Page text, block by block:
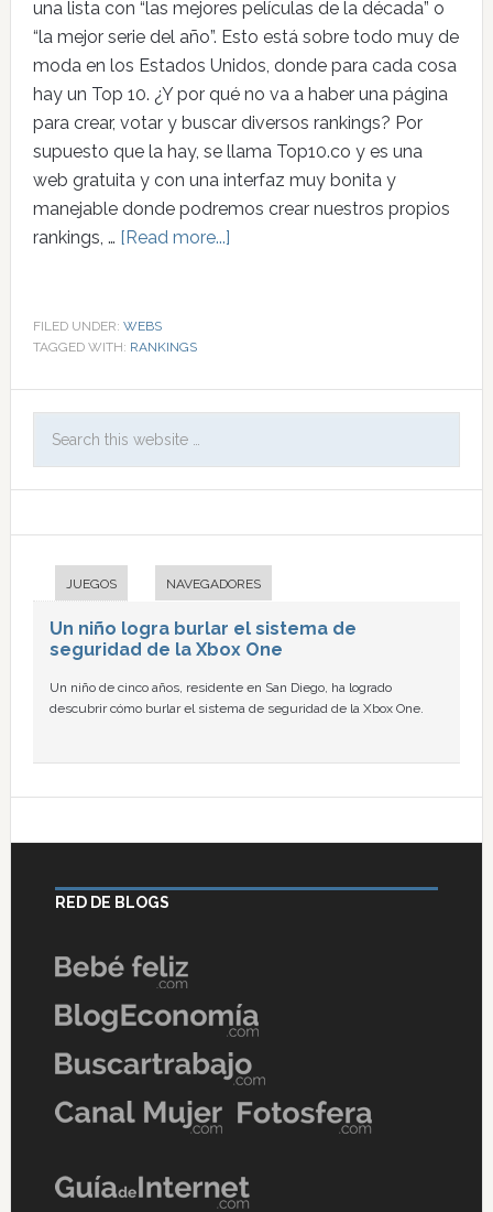
una lista con “las mejores películas de la década” o
“la mejor serie del año”. Esto está sobre todo muy de
moda en los Estados Unidos, donde para cada cosa
hay un Top 10. ¿Y por qué no va a haber una página
para crear, votar y buscar diversos rankings? Por
supuesto que la hay, se llama Top10.co y es una
web gratuita y con una interfaz muy bonita y
manejable donde podremos crear nuestros propios
rankings, … [Read more...]
FILED UNDER: WEBS
TAGGED WITH: RANKINGS
JUEGOS NAVEGADORES
Un niño logra burlar el sistema de
seguridad de la Xbox One
Un niño de cinco años, residente en San Diego, ha logrado
descubrir cómo burlar el sistema de seguridad de la Xbox One.
RED DE BLOGS